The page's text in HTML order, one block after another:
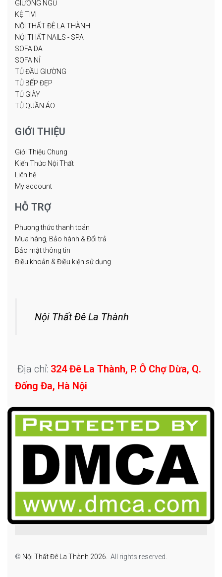
GIƯỜNG NGỦ
KỆ TIVI
NỘI THẤT ĐÊ LA THÀNH
NỘI THẤT NAILS - SPA
SOFA DA
SOFA NỈ
TỦ ĐẦU GIƯỜNG
TỦ BẾP ĐẸP
TỦ GIÀY
TỦ QUẦN ÁO
GIỚI THIỆU
Giới Thiệu Chung
Kiến Thức Nội Thất
Liên hệ
My account
HỖ TRỢ
Phương thức thanh toán
Mua hàng, Bảo hành & Đổi trả
Bảo mật thông tin
Điều khoản & Điều kiện sử dụng
Nội Thất Đê La Thành
Địa chỉ: 324 Đê La Thành, P. Ô Chợ Dừa, Q.
Đống Đa, Hà Nội
© Nội Thất Đê La Thành 2026. All rights reserved.